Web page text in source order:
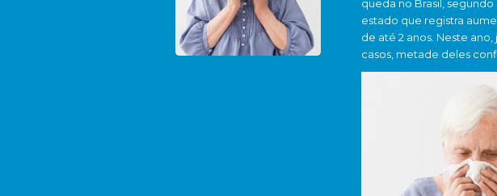
queda no Brasil,
estado que registra
de até 2 anos. Neste
casos, metade deles